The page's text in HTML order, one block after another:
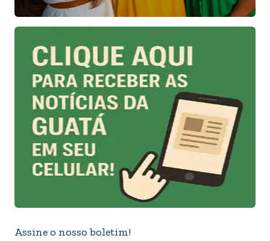
Assine o nosso boletim!